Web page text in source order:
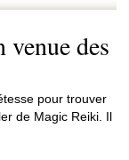
des
pour trouver
de Magic Reiki. Il